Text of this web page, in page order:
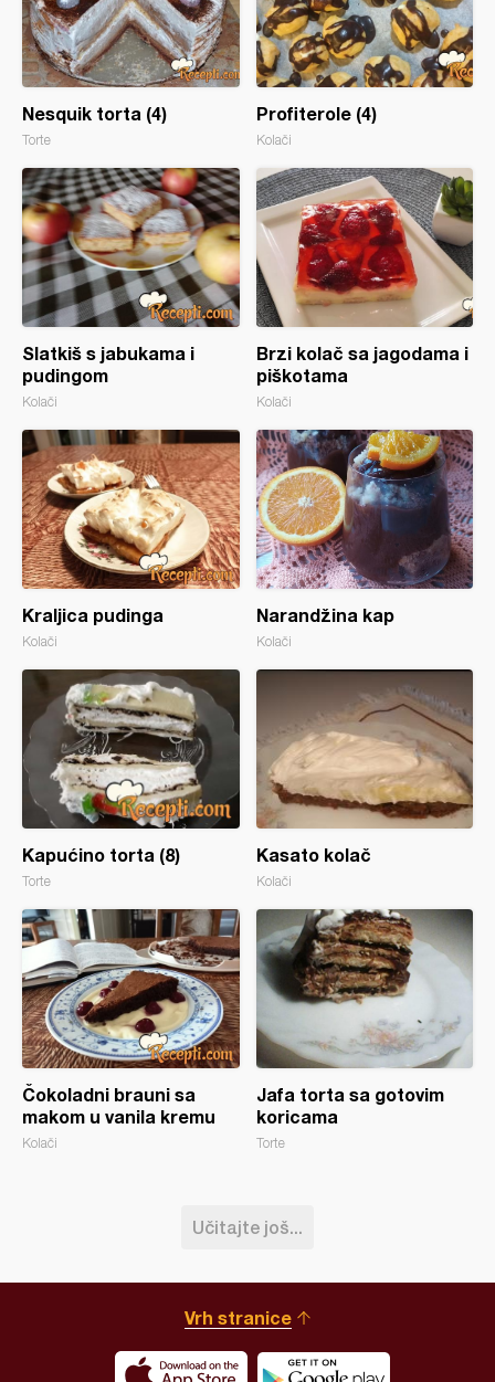
Nesquik torta (4)
Torte
Profiterole (4)
Kolači
Slatkiš s jabukama i
pudingom
Kolači
Brzi kolač sa jagodama i
piškotama
Kolači
Kraljica pudinga
Kolači
Narandžina kap
Kolači
Kapućino torta (8)
Torte
Kasato kolač
Kolači
Čokoladni brauni sa
makom u vanila kremu
Kolači
Jafa torta sa gotovim
koricama
Torte
Učitajte još...
Vrh stranice